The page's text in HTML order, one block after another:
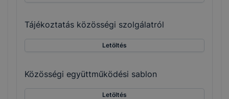
Tájékoztatás közösségi szolgálatról
Letöltés
Közösségi együttműködési sablon
Letöltés